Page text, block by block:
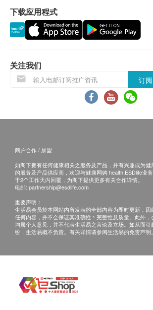
当顾客收取已订购之货品时，有责
有损毁情况，一经确认签收，恕不
退换产品必须包装完整，如退换之
如有其他损坏或遗漏查询，顾客必
正本，并于送货后3个工作天内按
康网购health.ESDlife客户服务部跟
电邮：
health.ESDlife客服热线： （852
时间太久(2个月以上)，则无法保证去
能依然存在。
Q4: 过滤后水煮沸后，为什么会有
加热煮沸变成CaHCO3(碳酸氢钙)。
Q5：「铅」对人体会有哪些影响?
A5: B&H滤芯能有效去除水溶性铅，
食、呼吸或皮肤表面吸收而进入人体
化系统病征、肾功能受损、神经系统
受损和不良怀孕结果。
下载应用程式
关注我们
订阅
商户合作 / 加盟
如阁下拥有任何健康相关之服务及产品，并有兴趣成为健
的服务及产品供应商，欢迎与健康网购 health.ESDlife业
于2个工作天内回覆，为阁下提供更多有关合作详情。
电邮: partnership@esdlife.com
重要声明：
生活易会员於本网站内所发表的全部内容为即时更新，
任何内容，并不会保证其准确性丶完整性及质量。此外
均属个人意见，并不代表生活易之言论及立场。如从而引
纷，生活易概不负责。有关详情请参阅生活易的免责声明。